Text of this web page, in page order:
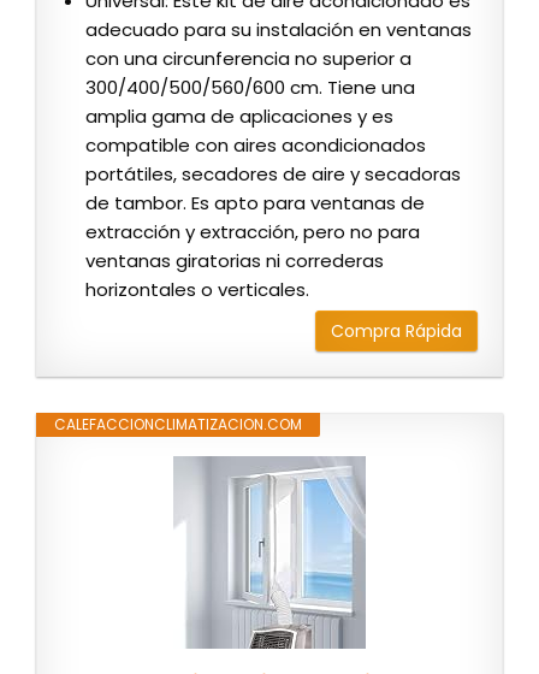
adecuado para su instalación en ventanas
con una circunferencia no superior a
300/400/500/560/600 cm. Tiene una
amplia gama de aplicaciones y es
compatible con aires acondicionados
portátiles, secadores de aire y secadoras
de tambor. Es apto para ventanas de
extracción y extracción, pero no para
ventanas giratorias ni correderas
horizontales o verticales.
Compra Rápida
CALEFACCIONCLIMATIZACION.COM